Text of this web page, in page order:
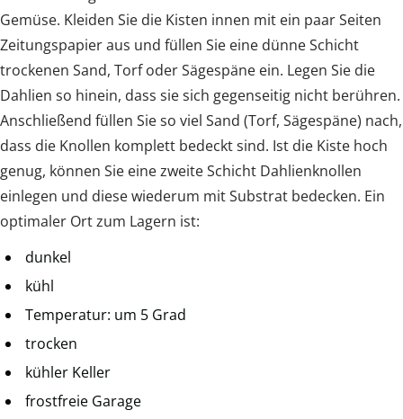
Gemüse. Kleiden Sie die Kisten innen mit ein paar Seiten
Zeitungspapier aus und füllen Sie eine dünne Schicht
trockenen Sand, Torf oder Sägespäne ein. Legen Sie die
Dahlien so hinein, dass sie sich gegenseitig nicht berühren.
Anschließend füllen Sie so viel Sand (Torf, Sägespäne) nach,
dass die Knollen komplett bedeckt sind. Ist die Kiste hoch
genug, können Sie eine zweite Schicht Dahlienknollen
einlegen und diese wiederum mit Substrat bedecken. Ein
optimaler Ort zum Lagern ist:
dunkel
kühl
Temperatur: um 5 Grad
trocken
kühler Keller
frostfreie Garage